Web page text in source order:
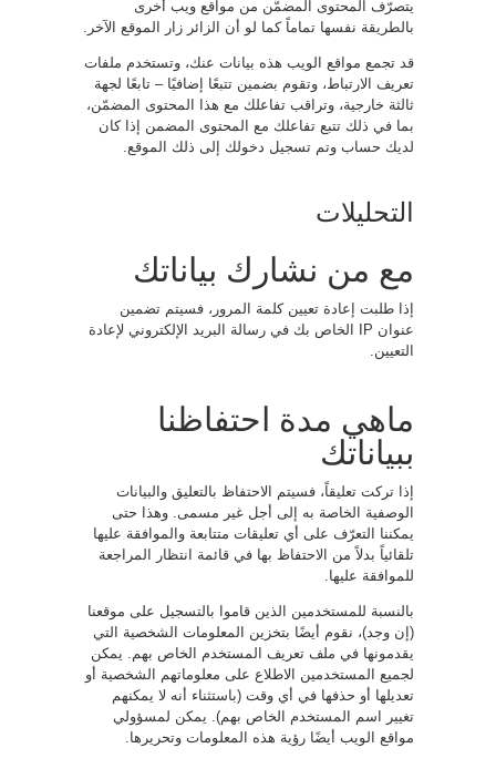
يتصرّف المحتوى المضمَّن من مواقع ويب أخرى
بالطريقة نفسها تماماً كما لو أن الزائر زار الموقع الآخر.
قد تجمع مواقع الويب هذه بيانات عنك، وتستخدم ملفات
تعريف الارتباط، وتقوم بضمين تتبعًا إضافيًا – تابعًا لجهة
ثالثة خارجية، وتراقب تفاعلك مع هذا المحتوى المضمّن،
بما في ذلك تتبع تفاعلك مع المحتوى المضمن إذا كان
لديك حساب وتم تسجيل دخولك إلى ذلك الموقع.
التحليلات
مع من نشارك بياناتك
إذا طلبت إعادة تعيين كلمة المرور، فسيتم تضمين
عنوان IP الخاص بك في رسالة البريد الإلكتروني لإعادة
التعيين.
ماهي مدة احتفاظنا
ببياناتك
إذا تركت تعليقاً، فسيتم الاحتفاظ بالتعليق والبيانات
الوصفية الخاصة به إلى أجل غير مسمى. وهذا حتى
يمكننا التعرّف على أي تعليقات متتابعة والموافقة عليها
تلقائياً بدلاً من الاحتفاظ بها في قائمة انتظار المراجعة
للموافقة عليها.
بالنسبة للمستخدمين الذين قاموا بالتسجيل على موقعنا
(إن وجد)، نقوم أيضًا بتخزين المعلومات الشخصية التي
يقدمونها في ملف تعريف المستخدم الخاص بهم. يمكن
لجميع المستخدمين الاطلاع على معلوماتهم الشخصية أو
تعديلها أو حذفها في أي وقت (باستثناء أنه لا يمكنهم
تغيير اسم المستخدم الخاص بهم). يمكن لمسؤولي
مواقع الويب أيضًا رؤية هذه المعلومات وتحريرها.